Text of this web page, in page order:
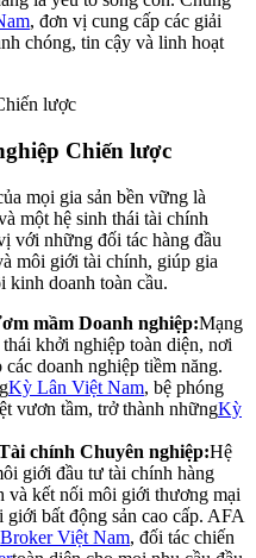
, đơn vị cung cấp các giải
chóng, tin cậy và linh hoạt
Chiến lược
mọi gia sản bền vững là
một hệ sinh thái tài chính
với những đối tác hàng đầu
môi giới tài chính, giúp gia
kinh doanh toàn cầu.
mầm Doanh nghiệp:Mạng
khởi nghiệp toàn diện, nơi
doanh nghiệp tiềm năng.
Kỳ Lân Việt Nam, bệ phóng
vươn tầm, trở thành nhữngKỳ
chính Chuyên nghiệp:Hệ
giới đầu tư tài chính hàng
và kết nối môi giới thương mại
bất động sản cao cấp. AFA
Broker Việt Nam, đối tác chiến